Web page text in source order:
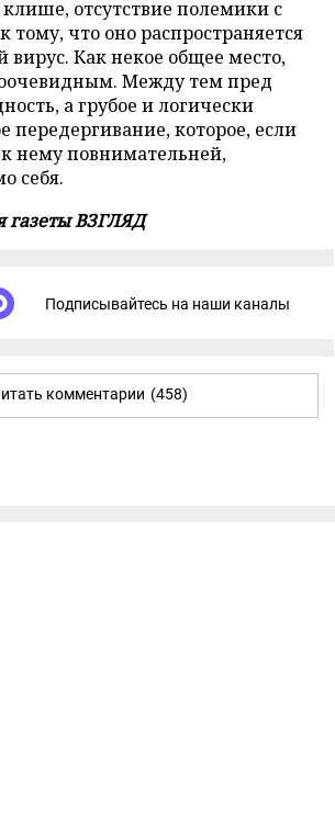
отсутствие полемики с
тому, что оно распространяется
вирус. Как некое общее место,
Между тем пред
а грубое и логически
передергивание, которое, если
нему повнимательней,
себя.
газеты ВЗГЛЯД
Подписывайтесь на наши каналы
комментарии (458)